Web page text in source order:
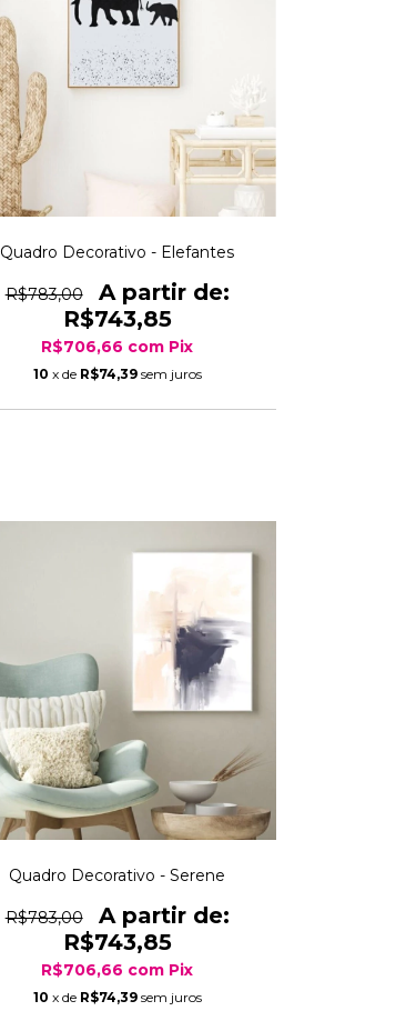
Quadro Decorativo - Elefantes
R$783,00
R$743,85
R$706,66 com Pix
10 x de R$74,39 sem juros
Quadro Decorativo - Serene
R$783,00
R$743,85
R$706,66 com Pix
10 x de R$74,39 sem juros